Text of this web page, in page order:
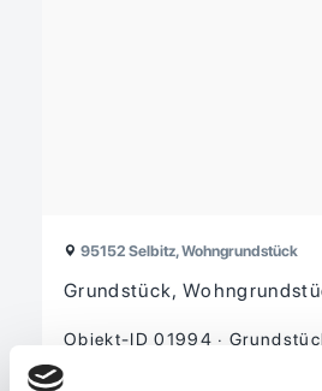
95152 Selbitz, Wohngrundstück
Grundstück,
Objekt-ID 01994